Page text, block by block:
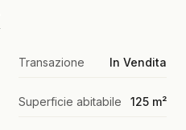
Transazione In Vendita
Superficie abitabile 125 m²